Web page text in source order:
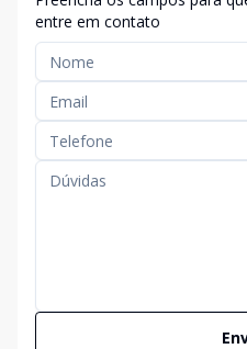
entre em contato